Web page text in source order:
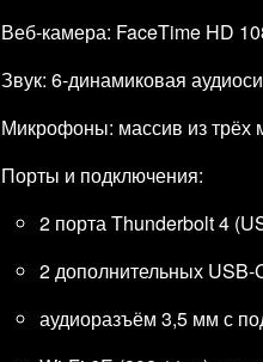
Веб‑камера: FaceTime HD
Звук: 6‑динамиковая
Микрофоны: массив из трёх
Порты и подключения:
2 порта Thunderbolt 4
2 дополнительных
аудиоразъём 3,5 мм с